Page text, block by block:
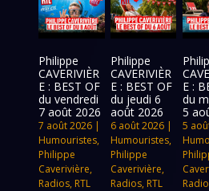
Philippe
CAVERIVIÈR
E : BEST OF
du vendredi
7 août 2026
7 août 2026 |
Humouristes,
Philippe
Caverivière,
Radios, RTL
Philippe
CAVERIVIÈR
E : BEST OF
du jeudi 6
août 2026
6 août 2026|
Humouristes,
Philippe
Caverivière,
Radios, RTL
E :
du
5
5